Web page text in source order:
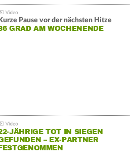
Kurze Pause vor der nächsten Hitze
GRAD AM WOCHENENDE
JÄHRIGE TOT IN SIEGEN
– EX-PARTNER